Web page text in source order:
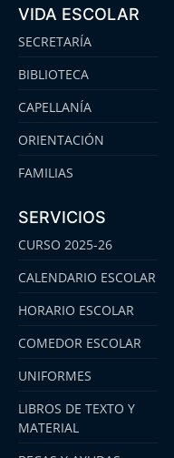
VIDA ESCOLAR
SECRETARÍA
BIBLIOTECA
CAPELLANÍA
ORIENTACIÓN
FAMILIAS
SERVICIOS
CURSO 2025-26
CALENDARIO ESCOLAR
HORARIO ESCOLAR
COMEDOR ESCOLAR
UNIFORMES
LIBROS DE TEXTO Y
MATERIAL